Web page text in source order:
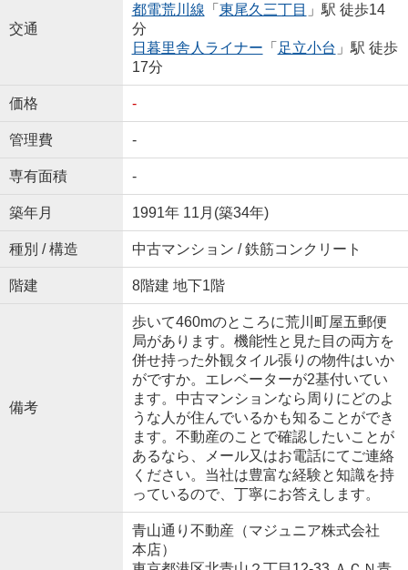
交通
都電荒川線 「 東尾久三丁目 」駅 徒歩14
分
日暮里舎人ライナー 「 足立小台 」駅 徒歩
17分
価格 -
管理費 -
専有面積 -
築年月 1991年 11月(築34年)
種別 / 構造 中古マンション / 鉄筋コンクリート
階建 8階建 地下1階
備考
歩いて460mのところに荒川町屋五郵便
局があります。機能性と見た目の両方を
併せ持った外観タイル張りの物件はいか
がですか。エレベーターが2基付いてい
ます。中古マンションなら周りにどのよ
うな人が住んでいるかも知ることができ
ます。不動産のことで確認したいことが
あるなら、メール又はお電話にてご連絡
ください。当社は豊富な経験と知識を持
っているので、丁寧にお答えします。
青山通り不動産（マジュニア株式会社
本店）